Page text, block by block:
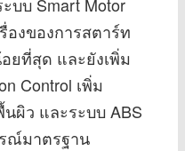
องของการสตาร์ท
ยที่สุด และยังเพิ่ม
Control เพิ่ม
ผิว และระบบ ABS
ณ์มาตรฐาน